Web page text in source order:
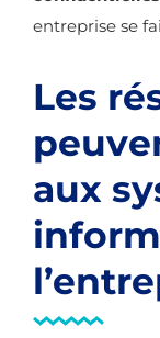
entreprise se
Les
aux